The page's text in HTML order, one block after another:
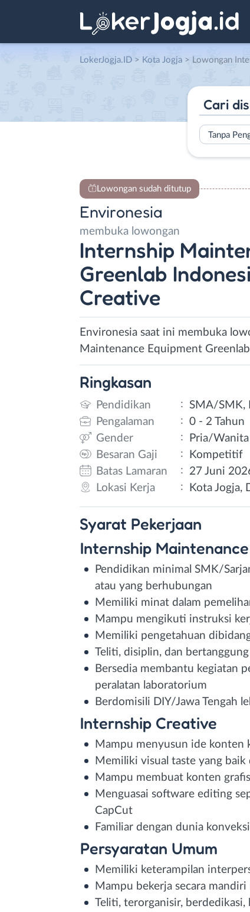
LokerJogja.ID > Kota Jogja > Lowongan Internship Maintenance
Tanpa
Lowongan sudah ditutup
Environesia
membuka lowongan
Internship
Greenlab
Creative
Environesia saat ini membuka
Maintenance Equipment
Ringkasan
Pendidikan : SMA/SMK,
Pengalaman
: 0 - 2 Tahun
Gender
:
Pria/Wanita
Besaran Gaji
:
Kompetitif
Batas Lamaran
:
27 Juni
Lokasi Kerja
: Kota Jogja,
Syarat Pekerjaan
Internship
Pendidikan minimal SMK/
atau yang berhubungan
Memiliki minat dalam
Mampu mengikuti instruksi
Memiliki pengetahuan
Teliti, disiplin, dan
Bersedia membantu kegiatan
peralatan laboratorium
Berdomisili DIY/Jawa Tengah
Internship Creative
Mampu menyusun ide konten
Memiliki visual taste yang
Mampu membuat konten
Menguasai software editing
CapCut
Familiar dengan dunia
Persyaratan Umum
Memiliki keterampilan
Mampu bekerja secara
Teliti, terorganisir,